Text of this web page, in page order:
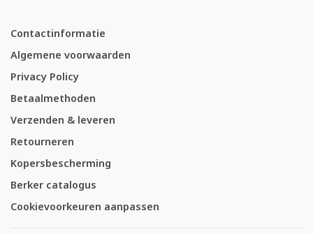
Contactinformatie
Algemene voorwaarden
Privacy Policy
Betaalmethoden
Verzenden & leveren
Retourneren
Kopersbescherming
Berker catalogus
Cookievoorkeuren aanpassen